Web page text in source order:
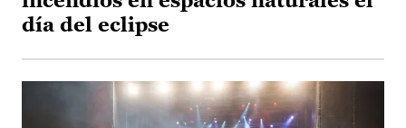
día del eclipse